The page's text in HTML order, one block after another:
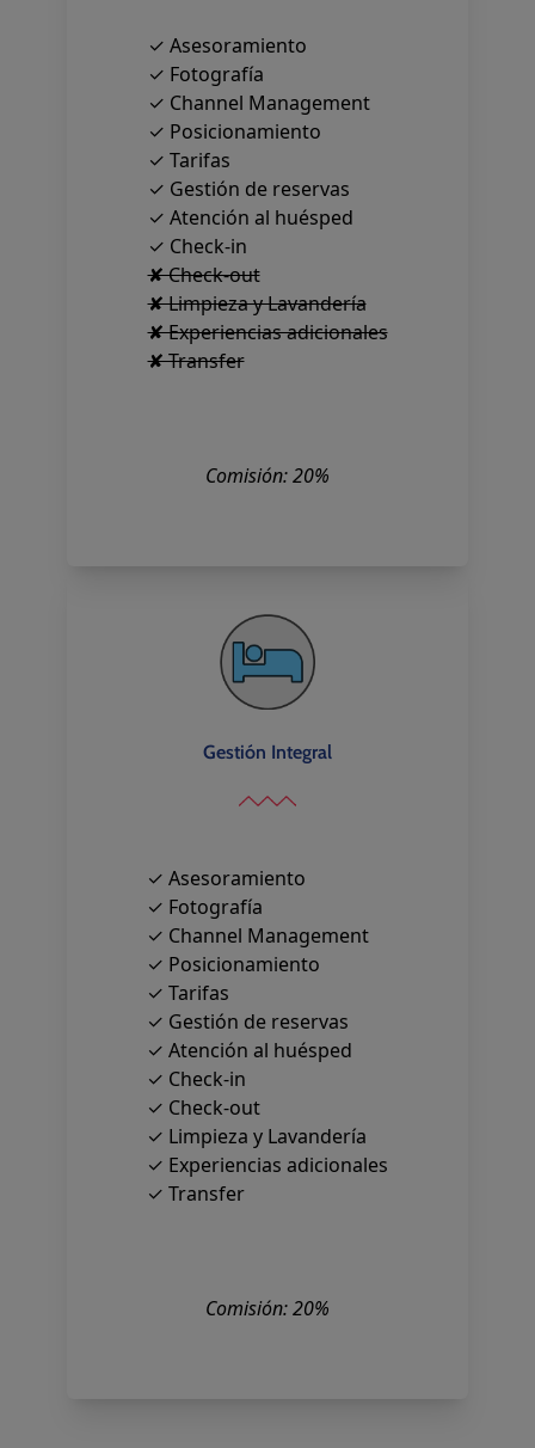
✓ Asesoramiento
✓ Fotografía
✓ Channel Management
✓ Posicionamiento
✓ Tarifas
✓ Gestión de reservas
✓ Atención al huésped
✓ Check-in
✘ Check-out
✘ Limpieza y Lavandería
✘ Experiencias adicionales
✘ Transfer
Comisión: 20%
Gestión Integral
✓ Asesoramiento
✓ Fotografía
✓ Channel Management
✓ Posicionamiento
✓ Tarifas
✓ Gestión de reservas
✓ Atención al huésped
✓ Check-in
✓ Check-out
✓ Limpieza y Lavandería
✓ Experiencias adicionales
✓ Transfer
Comisión: 20%